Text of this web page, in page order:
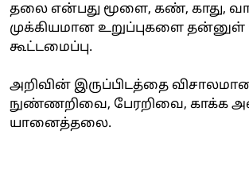
தலை என்பது மூளை, கண், காது,
முக்கியமான உறுப்புகளை
கூட்டமைப்பு.
அறிவின் இருப்பிடத்தை
நுண்ணறிவை, பேரறிவை, காக்க
யானைத்தலை.